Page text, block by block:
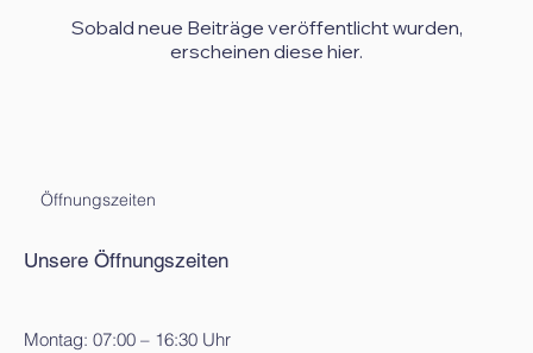
Sobald neue Beiträge veröffentlicht wurden,
erscheinen diese hier.
Öffnungszeiten
Unsere Öffnungszeiten
Montag: 07:00 – 16:30 Uhr